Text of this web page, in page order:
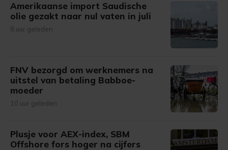
Amerikaanse import Saudische
olie gezakt naar nul vaten in juli
8 uur geleden
FNV bezorgd om werknemers na
uitstel van betaling Babboe-
moeder
10 uur geleden
Plusje voor AEX-index, SBM
Offshore fors hoger na cijfers